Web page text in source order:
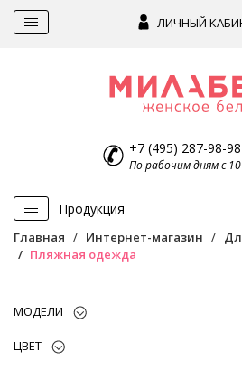
ЛИЧНЫЙ
+7 (495) 287-98-98
По рабочим дням с
Продукция
Главная Интернет-магазин
Пляжная одежда
МОДЕЛИ
ЦВЕТ